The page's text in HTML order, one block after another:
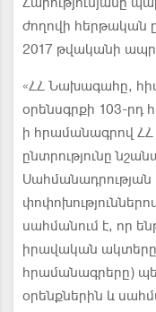
ժողովի հերթական
2017 թվականի
«ՀՀ Նախագահը,
օրենսգրքի 103-րդ
ի հրամանագրով
ընտրությունը
Սահմանադրության
սահմանում է, որ
իրավական ակտերը
հրամանագրերը)
օրենքներին և